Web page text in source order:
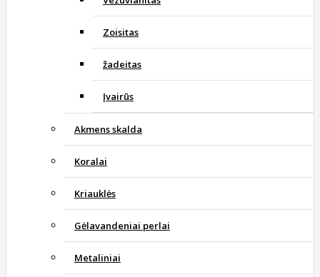
Zoisitas
žadeitas
Įvairūs
Akmens skalda
Koralai
Kriauklės
Gėlavandeniai perlai
Metaliniai